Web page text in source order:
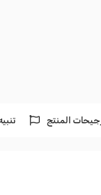
المنتج